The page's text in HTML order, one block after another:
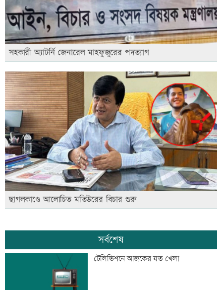
সহকারী অ্যাটর্নি জেনারেল মাহফুজুরের পদত্যাগ
ছাগলকাণ্ডে আলোচিত মতিউরের বিচার শুরু
সর্বশেষ
টেলিভিশনে আজকের যত খেলা